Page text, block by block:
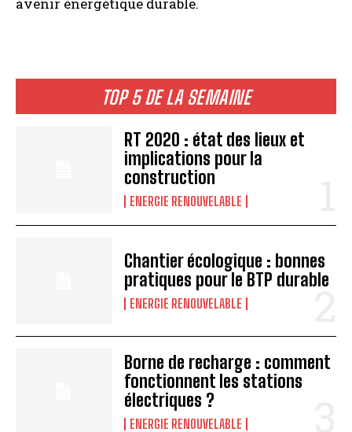
TOP 5 DE LA SEMAINE
RT 2020 : état des lieux et
implications pour la
construction
ENERGIE RENOUVELABLE
Chantier écologique : bonnes
pratiques pour le BTP durable
ENERGIE RENOUVELABLE
Borne de recharge : comment
fonctionnent les stations
électriques ?
ENERGIE RENOUVELABLE
avenir énergétique durable.